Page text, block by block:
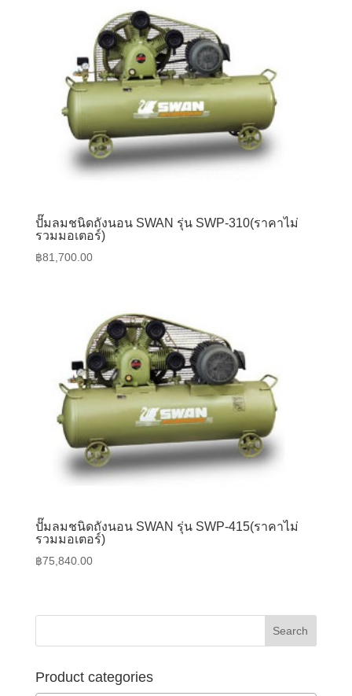
ปั๊มลมชนิดถังนอน SWAN รุ่น SWP-310(ราคาไม่
รวมมอเตอร์)
฿81,700.00
ปั๊มลมชนิดถังนอน SWAN รุ่น SWP-415(ราคาไม่
รวมมอเตอร์)
฿75,840.00
Product categories